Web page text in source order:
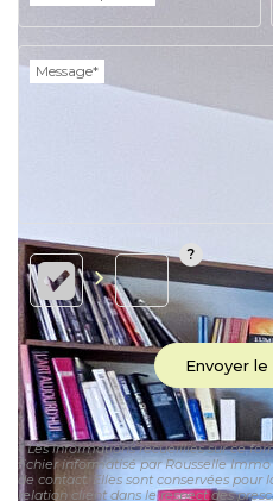
Message*
Envoyer
« Les informations recueillies sur ce
fichier informatisé par Rousselle
de contact. Elles sont conservées pour
relation client dans le respect des